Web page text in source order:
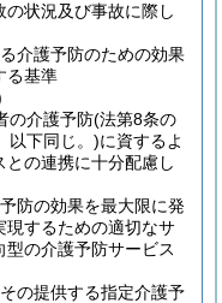
の状況及び事故に際し
介護予防のための効果
る基準
の介護予防(法第8条の
以下同じ。)に資するよ
の連携に十分配慮し
防の効果を最大限に発
現するための適切なサ
の介護予防サービス
の提供する指定介護予